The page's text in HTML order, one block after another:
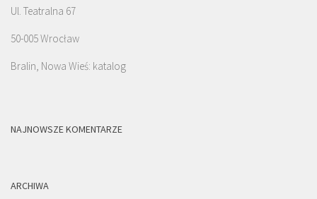
Ul. Teatralna 67
50-005 Wrocław
Bralin, Nowa Wieś: katalog
NAJNOWSZE KOMENTARZE
ARCHIWA